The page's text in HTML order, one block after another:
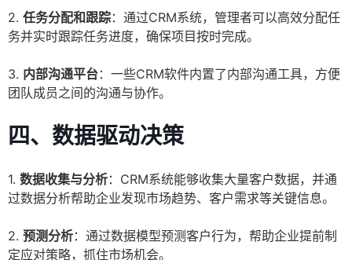
2. 任务分配和跟踪：通过CRM系统，管理者可以高效分配任
务并实时跟踪任务进度，确保项目按时完成。
3. 内部沟通平台：一些CRM软件内置了内部沟通工具，方便
团队成员之间的沟通与协作。
四、数据驱动决策
1. 数据收集与分析：CRM系统能够收集大量客户数据，并通
过数据分析帮助企业发现市场趋势、客户需求等关键信息。
2. 预测分析：通过数据模型预测客户行为，帮助企业提前制
定应对策略，抓住市场机会。